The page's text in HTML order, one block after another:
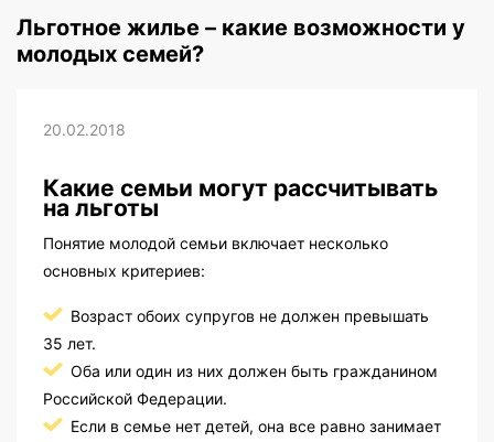
Льготное жилье – какие возможности у
молодых семей?
20.02.2018
Какие семьи могут рассчитывать
на льготы
Понятие молодой семьи включает несколько
основных критериев:
Возраст обоих супругов не должен превышать
35 лет.
Оба или один из них должен быть гражданином
Российской Федерации.
Если в семье нет детей, она все равно занимает